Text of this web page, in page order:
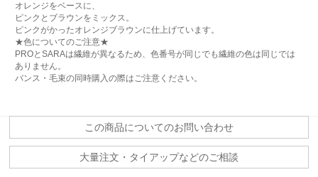
オレンジをベースに、
ピンクとブラウンをミックス。
ピンクがかったオレンジブラウンに仕上げています。
★色についてのご注意★
PROとSARAは繊維が異なるため、色番号が同じでも繊維の色は同じでは
ありません。
バンス・毛束の同時購入の際はご注意ください。
この商品についてのお問い合わせ
大量注文・タイアップなどのご相談